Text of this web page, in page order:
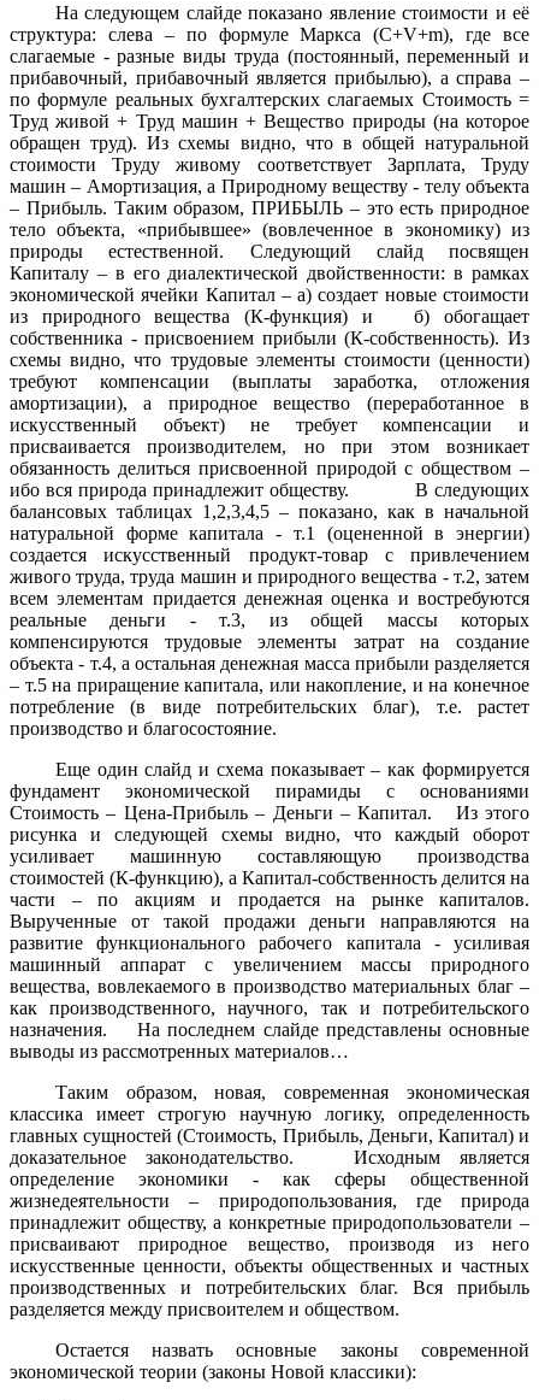
На следующем слайде показано явление стоимости и её
структура: слева – по формуле Маркса (C+V+m), где все
слагаемые - разные виды труда (постоянный, переменный и
прибавочный, прибавочный является прибылью), а справа –
по формуле реальных бухгалтерских слагаемых Стоимость =
Труд живой + Труд машин + Вещество природы (на которое
обращен труд). Из схемы видно, что в общей натуральной
стоимости Труду живому соответствует Зарплата, Труду
машин – Амортизация, а Природному веществу - телу объекта
– Прибыль. Таким образом, ПРИБЫЛЬ – это есть природное
тело объекта, «прибывшее» (вовлеченное в экономику) из
природы естественной. Следующий слайд посвящен
Капиталу – в его диалектической двойственности: в рамках
экономической ячейки Капитал – а) создает новые стоимости
из природного вещества (К-функция) и б) обогащает
собственника - присвоением прибыли (К-собственность). Из
схемы видно, что трудовые элементы стоимости (ценности)
требуют компенсации (выплаты заработка, отложения
амортизации), а природное вещество (переработанное в
искусственный объект) не требует компенсации и
присваивается производителем, но при этом возникает
обязанность делиться присвоенной природой с обществом –
ибо вся природа принадлежит обществу. В следующих
балансовых таблицах 1,2,3,4,5 – показано, как в начальной
натуральной форме капитала - т.1 (оцененной в энергии)
создается искусственный продукт-товар с привлечением
живого труда, труда машин и природного вещества - т.2, затем
всем элементам придается денежная оценка и востребуются
реальные деньги - т.3, из общей массы которых
компенсируются трудовые элементы затрат на создание
объекта - т.4, а остальная денежная масса прибыли разделяется
– т.5 на приращение капитала, или накопление, и на конечное
потребление (в виде потребительских благ), т.е. растет
производство и благосостояние.
Еще один слайд и схема показывает – как формируется
фундамент экономической пирамиды с основаниями
Стоимость – Цена-Прибыль – Деньги – Капитал. Из этого
рисунка и следующей схемы видно, что каждый оборот
усиливает машинную составляющую производства
стоимостей (К-функцию), а Капитал-собственность делится на
части – по акциям и продается на рынке капиталов.
Вырученные от такой продажи деньги направляются на
развитие функционального рабочего капитала - усиливая
машинный аппарат с увеличением массы природного
вещества, вовлекаемого в производство материальных благ –
как производственного, научного, так и потребительского
назначения. На последнем слайде представлены основные
выводы из рассмотренных материалов…
Таким образом, новая, современная экономическая
классика имеет строгую научную логику, определенность
главных сущностей (Стоимость, Прибыль, Деньги, Капитал) и
доказательное законодательство. Исходным является
определение экономики - как сферы общественной
жизнедеятельности – природопользования, где природа
принадлежит обществу, а конкретные природопользователи –
присваивают природное вещество, производя из него
искусственные ценности, объекты общественных и частных
производственных и потребительских благ. Вся прибыль
разделяется между присвоителем и обществом.
Остается назвать основные законы современной
экономической теории (законы Новой классики):